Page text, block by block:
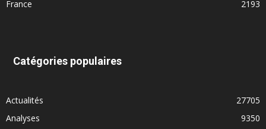
France
2193
Catégories populaires
Actualités
27705
Analyses
9350